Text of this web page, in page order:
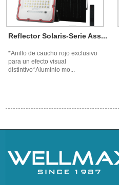
Reflector Solaris-Serie Ass...
*Anillo de caucho rojo exclusivo
para un efecto visual
distintivo*Aluminio mo...